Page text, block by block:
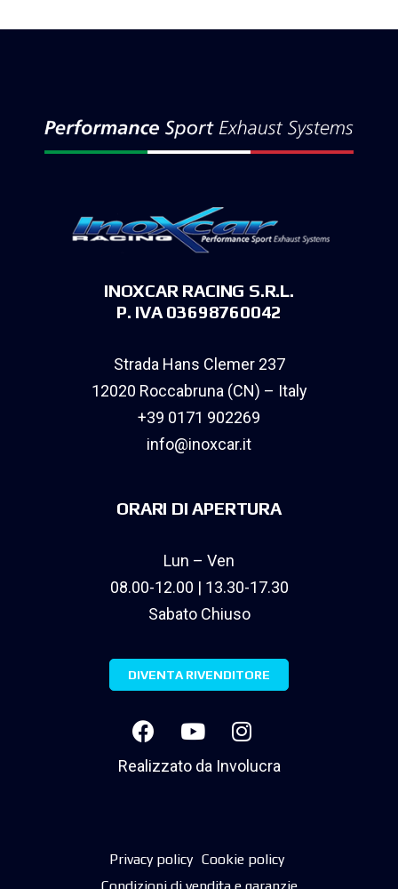
INOXCAR RACING S.R.L.
P. IVA 03698760042
Strada Hans Clemer 237
12020 Roccabruna (CN) – Italy
+39 0171 902269
info@inoxcar.it
ORARI DI APERTURA
Lun – Ven
08.00-12.00 | 13.30-17.30
Sabato Chiuso
DIVENTA RIVENDITORE
Realizzato da Involucra
Privacy policy Cookie policy